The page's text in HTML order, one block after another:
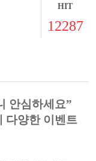
HIT
12287
안심하세요”
다양한 이벤트